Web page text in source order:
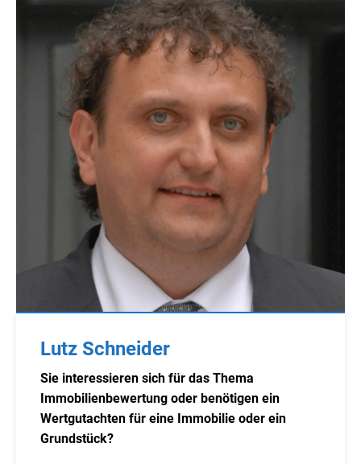
Lutz Schneider
Sie interessieren sich für das Thema
Immobilienbewertung oder benötigen ein
Wertgutachten für eine Immobilie oder ein
Grundstück?